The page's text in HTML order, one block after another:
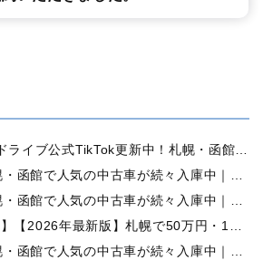
2026年最新版】ネオドライブ公式TikTok更新中！札幌・函館の中古車情報を動画で発信
【最新在庫入荷】札幌・函館で人気の中古車が続々入庫中｜早い者勝ち！【日産 ルークス660X 4WD】
【最新在庫入荷】札幌・函館で人気の中古車が続々入庫中｜早い者勝ち！【ダイハツ ムーヴコンテ660L 4WD】
第2弾 Part6 【完全版】【2026年最新版】札幌で50万円・100万円・150万円ならどんな中古車が買える？予算別中古車選び完全ガイド
【最新在庫入荷】札幌・函館で人気の中古車が続々入庫中｜早い者勝ち！【トヨタ ヴォクシー2.0ZS煌Ⅱ 4WD】